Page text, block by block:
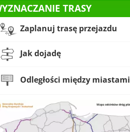
TRASY
Zaplanuj trasę przejazdu
Jak dojadę
Odległości między miastami